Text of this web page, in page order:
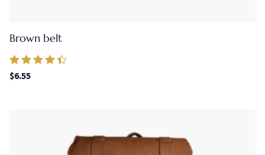
Brown belt
Valorado en
$6.55